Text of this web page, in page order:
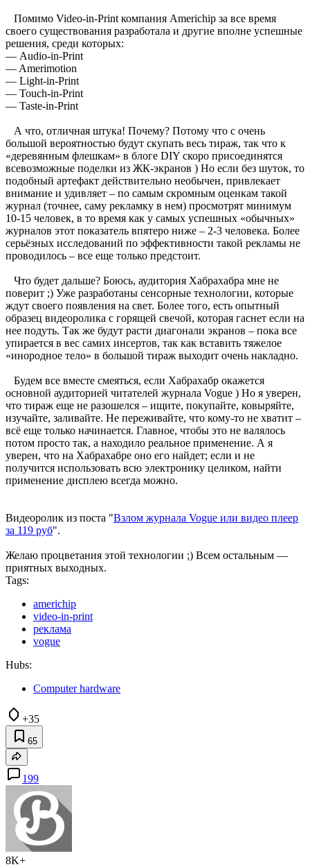
Помимо Video-in-Print компания Americhip за все время
своего существования разработала и другие вполне успешные
решения, среди которых:
— Audio-in-Print
— Amerimotion
— Light-in-Print
— Touch-in-Print
— Taste-in-Print
А что, отличная штука! Почему? Потому что с очень
большой вероятностью будут скупать весь тираж, так что к
«деревянным флешкам» в блоге DIY скоро присоединятся
всевозможные поделки из ЖК-экранов ) Но если без шуток, то
подобный артефакт действительно необычен, привлекает
внимание и удивляет – по самым скромным оценкам такой
журнал (точнее, саму рекламку в нем) просмотрят минимум
10-15 человек, в то время как у самых успешных «обычных»
журналов этот показатель впятеро ниже – 2-3 человека. Более
серьёзных исследований по эффективности такой рекламы не
проводилось – все еще только предстоит.
Что будет дальше? Боюсь, аудитория Хабрахабра мне не
поверит ;) Уже разработаны сенсорные технологии, которые
ждут своего появления на свет. Более того, есть опытный
образец видеоролика с горящей свечой, которая гаснет если на
нее подуть. Так же будут расти диагонали экранов – пока все
упирается в вес самих инсертов, так как вставить тяжелое
«инородное тело» в большой тираж выходит очень накладно.
Будем все вместе смеяться, если Хабрахабр окажется
основной аудиторией читателей журнала Vogue ) Но я уверен,
что тираж еще не разошелся – ищите, покупайте, ковыряйте,
изучайте, заливайте. Не переживайте, что кому-то не хватит –
всё еще только начинается. Главное, чтобы это не валялось
потом просто так, а находило реальное применение. А я
уверен, что на Хабрахабре оно его найдет; если и не
получится использовать всю электронику целиком, найти
применение дисплею всегда можно.
Видеоролик из поста "Взлом журнала Vogue или видео плеер
за 119 руб".
Желаю процветания этой технологии ;) Всем остальным —
приятных выходных.
Tags:
americhip
video-in-print
реклама
vogue
Hubs:
Computer hardware
+35
65
199
8K+